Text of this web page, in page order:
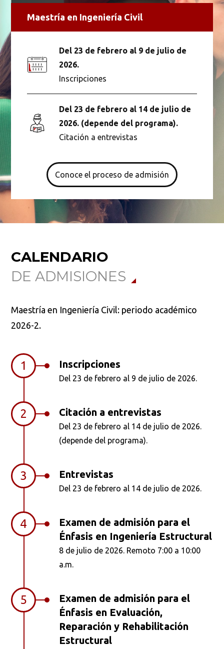
Maestría en Ingeniería Civil
Del 23 de febrero al 9 de julio de
2026.
Inscripciones
Del 23 de febrero al 14 de julio de
2026. (depende del programa).
Citación a entrevistas
Conoce el proceso de admisión
CALENDARIO
DE ADMISIONES
Maestría en Ingeniería Civil: periodo académico
2026-2.
1 Inscripciones
Del 23 de febrero al 9 de julio de 2026.
2 Citación a entrevistas
Del 23 de febrero al 14 de julio de 2026.
(depende del programa).
3 Entrevistas
Del 23 de febrero al 14 de julio de 2026.
4
Examen de admisión para el
Énfasis en Ingeniería Estructural
8 de julio de 2026. Remoto 7:00 a 10:00
a.m.
5
Examen de admisión para el
Énfasis en Evaluación,
Reparación y Rehabilitación
Estructural